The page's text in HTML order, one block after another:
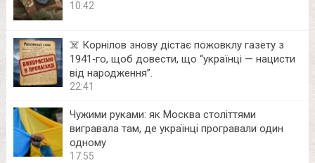
10:42
☠️ Корнілов знову дістає пожовклу газету з
1941‑го, щоб довести, що “українці — нацисти
від народження”.
22:41
Чужими руками: як Москва століттями
вигравала там, де українці програвали один
одному
17:55